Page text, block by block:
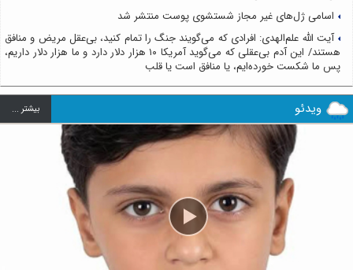
اسامی ژل‌های غیر مجاز شستشوی پوست منتشر شد
آیت الله علم‌الهدی: افرادی که می‌گویند جنگ را تمام کنید، بی‌عقل مریض و منافق
هستند/ این آدم بی‌عقلی که می‌گوید آمریکا ۱۰ هزار دلار دارد و ما هزار دلار داریم،
پس ما شکست خورده‌ایم، یا منافق است یا قلب
ویدئو بيشتر ...